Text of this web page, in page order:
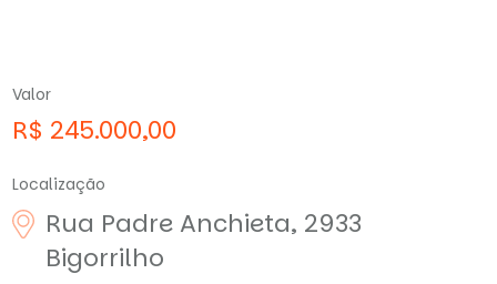
Valor
R$ 245.000,00
Localização
Rua Padre Anchieta, 2933
Bigorrilho